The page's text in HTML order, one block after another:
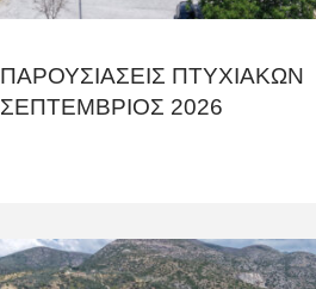
ΠΑΡΟΥΣΙΑΣΕΙΣ ΠΤΥΧΙΑΚΩΝ
ΣΕΠΤΕΜΒΡΙΟΣ 2026